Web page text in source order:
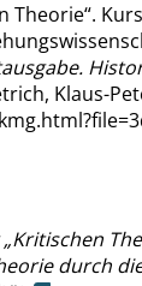
Theorie“.
Klaus-
„Kritischen
durch